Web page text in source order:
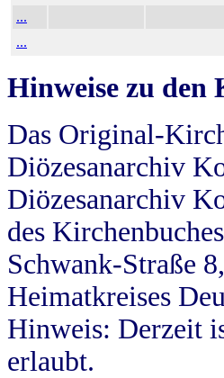
...
...
Hinweise zu den
Das Original-
Diözesanarchiv
Diözesanarchiv
des
Schwank-Straße
Heimatkreises
Hinweis: Derzeit
erlaubt.